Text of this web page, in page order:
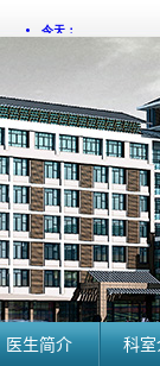
医生简介 科